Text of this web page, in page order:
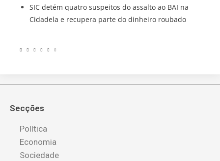
SIC detém quatro suspeitos do assalto ao BAI na
Cidadela e recupera parte do dinheiro roubado
Secções
Política
Economia
Sociedade